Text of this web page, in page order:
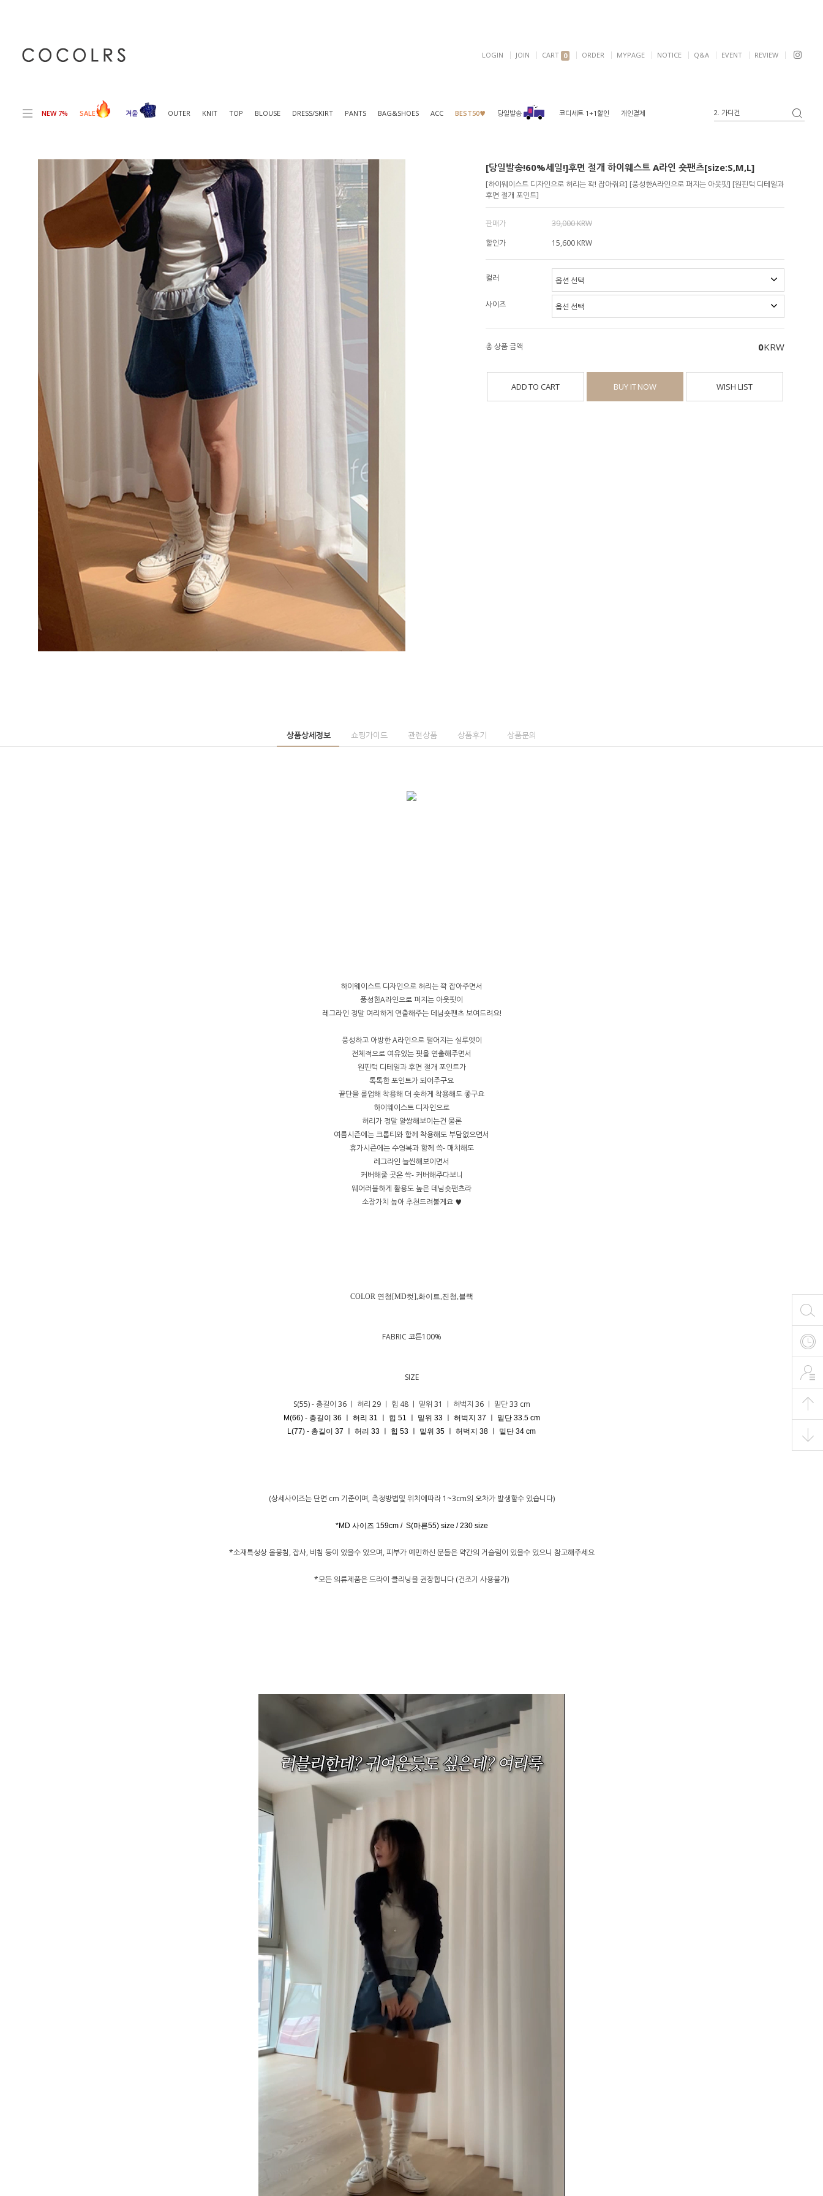
NOTICE Q&A EVENT REVIEW
LOGIN JOIN CART 0 ORDER MYPAGE
NEW 7% SALE 겨울 OUTER KNIT TOP BLOUSE DRESS/SKIRT PANTS BAG&SHOES ACC BEST50♥ 당일발송 코디세트 1+1할인 개인결제
3. 블라우스
1. 원피스
2. 가디건
[당일발송!60%세일!]후면 절개 하이웨스트 A라인 숏팬츠[size:S,M,L]
[하이웨이스트 디자인으로 허리는 꽉! 잡아줘요] [풍성한A라인으로 퍼지는 아웃핏] [원핀턱 디테일과
후면 절개 포인트]
판매가
39,000 KRW
할인가
15,600 KRW
컬러
사이즈
총 상품 금액 0KRW
ADD TO CART BUY IT NOW WISH LIST
상품상세정보 쇼핑가이드 관련상품 상품후기 상품문의
하이웨이스트 디자인으로 허리는 꽉 잡아주면서
풍성한A라인으로 퍼지는 아웃핏이
레그라인 정말 여리하게 연출해주는 데님숏팬츠 보여드려요!
풍성하고 아방한 A라인으로 떨어지는 실루엣이
전체적으로 여유있는 핏을 연출해주면서
원핀턱 디테일과 후면 절개 포인트가
톡톡한 포인트가 되어주구요
끝단을 롤업해 착용해 더 숏하게 착용해도 좋구요
하이웨이스트 디자인으로
허리가 정말 얄쌍해보이는건 물론
여름시즌에는 크롭티와 함께 착용해도 부담없으면서
휴가시즌에는 수영복과 함께 쓱- 매치해도
레그라인 늘씬해보이면서
커버해줄 곳은 싹- 커버해주다보니
웨어러블하게 활용도 높은 데님숏팬츠라
소장가치 높아 추천드려볼게요 ♥
COLOR 연청[MD컷],화이트,진청,블랙
FABRIC 코튼100%
SIZE
S(55) - 총길이 36 ㅣ 허리 29 ㅣ 힙 48 ㅣ 밑위 31 ㅣ 허벅지 36 ㅣ 밑단 33 cm
M(66) - 총길이 36 ㅣ 허리 31 ㅣ 힙 51 ㅣ 밑위 33 ㅣ 허벅지 37 ㅣ 밑단 33.5 cm
L(77) - 총길이 37 ㅣ 허리 33 ㅣ 힙 53 ㅣ 밑위 35 ㅣ 허벅지 38 ㅣ 밑단 34 cm
(상세사이즈는 단면 cm 기준이며, 측정방법및 위치에따라 1~3cm의 오차가 발생할수 있습니다)
*MD 사이즈 159cm / S(마른55) size / 230 size
*소재특성상 올뭉침, 잡사, 비침 등이 있을수 있으며, 피부가 예민하신 분들은 약간의 거슬림이 있을수 있으니 참고해주세요
*모든 의류제품은 드라이 클리닝을 권장합니다 (건조기 사용불가)